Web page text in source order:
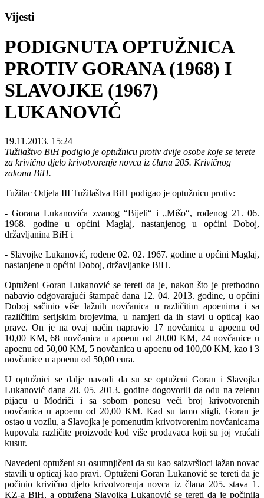
Vijesti
PODIGNUTA OPTUŽNICA
PROTIV GORANA (1968) I
SLAVOJKE (1967)
LUKANOVIĆ
19.11.2013. 15:24
Tužilaštvo BiH podiglo je optužnicu protiv dvije osobe koje se terete
za krivično djelo krivotvorenje novca iz člana 205. Krivičnog
zakona BiH.
Tužilac Odjela III Tužilaštva BiH podigao je optužnicu protiv:
- Gorana Lukanovića zvanog “Bijeli“ i „Mišo“, rođenog 21. 06.
1968. godine u općini Maglaj, nastanjenog u općini Doboj,
državljanina BiH i
- Slavojke Lukanović, rođene 02. 02. 1967. godine u općini Maglaj,
nastanjene u općini Doboj, državljanke BiH.
Optuženi Goran Lukanović se tereti da je, nakon što je prethodno
nabavio odgovarajući štampač dana 12. 04. 2013. godine, u općini
Doboj sačinio više lažnih novčanica u različitim apoenima i sa
različitim serijskim brojevima, u namjeri da ih stavi u opticaj kao
prave. On je na ovaj način napravio 17 novčanica u apoenu od
10,00 KM, 68 novčanica u apoenu od 20,00 KM, 24 novčanice u
apoenu od 50,00 KM, 5 novčanica u apoenu od 100,00 KM, kao i 3
novčanice u apoenu od 50,00 eura.
U optužnici se dalje navodi da su se optuženi Goran i Slavojka
Lukanović dana 28. 05. 2013. godine dogovorili da odu na zelenu
pijacu u Modriči i sa sobom ponesu veći broj krivotvorenih
novčanica u apoenu od 20,00 KM. Kad su tamo stigli, Goran je
ostao u vozilu, a Slavojka je pomenutim krivotvorenim novčanicama
kupovala različite proizvode kod više prodavaca koji su joj vraćali
kusur.
Navedeni optuženi su osumnjičeni da su kao saizvršioci lažan novac
stavili u opticaj kao pravi. Optuženi Goran Lukanović se tereti da je
počinio krivično djelo krivotvorenja novca iz člana 205. stava 1.
KZ-a BiH, a optužena Slavojka Lukanović se tereti da je počinila